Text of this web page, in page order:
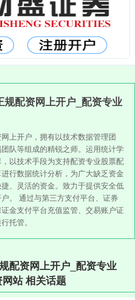
配资网上开户_配资专业
上开户，拥有以技术数据管理团
队等组成的精锐之师。运用统计学
以技术手段为支持配资专业股票配
行数据统计分析，为广大缺乏资金
、灵活的资金。致力于提供安全低
。 通过与第三方支付平台、证券
金支付平台充值监管、交易账户证
托管。
配资网上开户_配资专业
站 相关话题